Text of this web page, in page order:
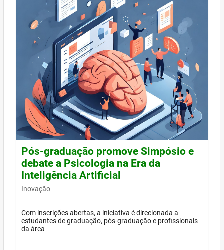
Pós-graduação promove Simpósio e
debate a Psicologia na Era da
Inteligência Artificial
Inovação
Com inscrições abertas, a iniciativa é direcionada a
estudantes de graduação, pós-graduação e profissionais
da área